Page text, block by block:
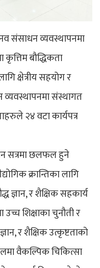
संसाधन व्यवस्थापनमा
कृत्तिम बौद्धिकता
क्षेत्रीय सहयोग र
व्यवस्थापनमा संस्थागत
२४ वटा कार्यपत्र
सत्रमा छलफल हुने
क्रान्तिका लागि
ज्ञान, र शैक्षिक सहकार्य
शिक्षाका चुनौती र
र शैक्षिक उत्कृष्टताको
वैकल्पिक चिकित्सा